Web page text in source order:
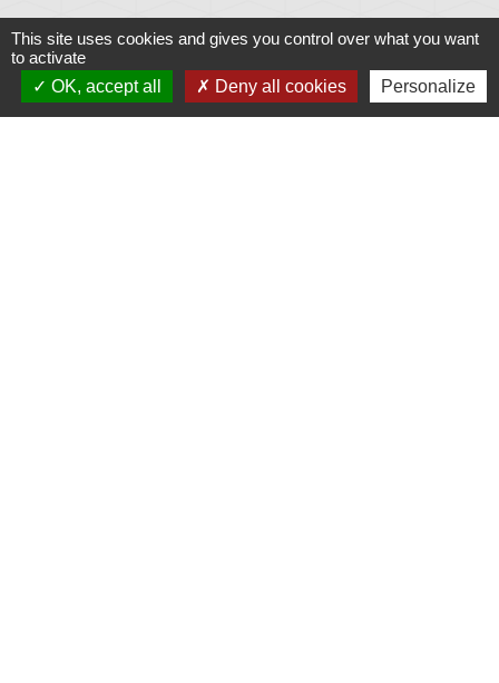
This site uses cookies and gives you control over what you want
to activate
OK, accept all
Deny all cookies Personalize